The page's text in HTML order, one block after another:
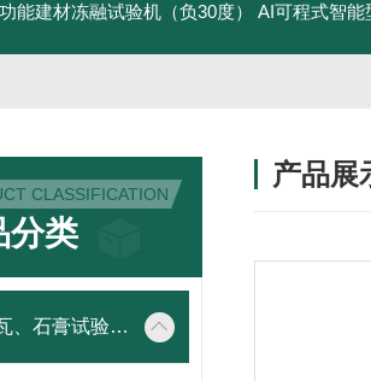
能建材冻融试验机（负30度） AI可程式智能
CLASSIFICATION
分类
岩石、砖瓦、石膏试验仪器
产品展